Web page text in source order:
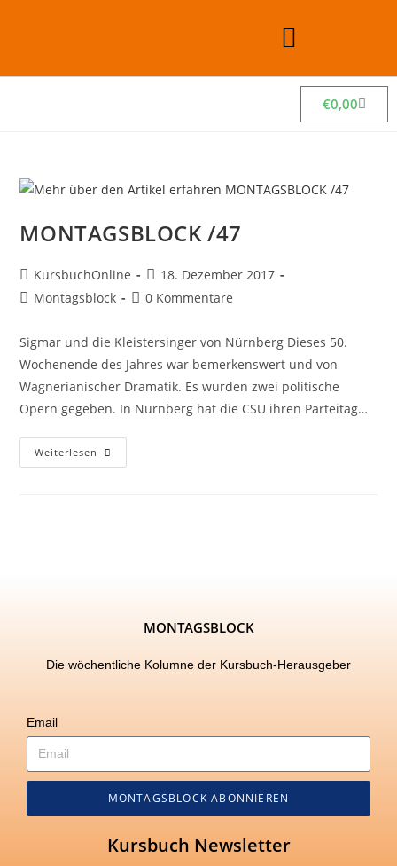
€0,00
MONTAGSBLOCK /47
KursbuchOnline
18. Dezember 2017
Montagsblock
0 Kommentare
Sigmar und die Kleistersinger von Nürnberg Dieses 50.
Wochenende des Jahres war bemerkenswert und von
Wagnerianischer Dramatik. Es wurden zwei politische
Opern gegeben. In Nürnberg hat die CSU ihren Parteitag…
Weiterlesen
MONTAGSBLOCK
Die wöchentliche Kolumne der Kursbuch-Herausgeber
Email
MONTAGSBLOCK ABONNIEREN
Kursbuch Newsletter